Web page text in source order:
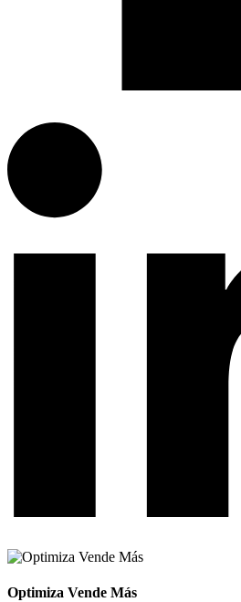
Optimiza Vende Más